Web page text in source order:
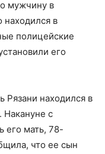
мужчину в
находился в
полицейские
его
Рязани находился в
Накануне с
его мать, 78-
что ее сын